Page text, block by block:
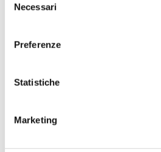
delNecessari
Preferenze
Statistiche
Marketing
Ho acquistato un Selmer Super
è arrivato in condizioni
2 mesi fa